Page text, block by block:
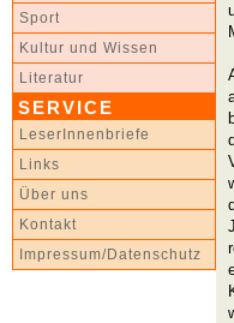
Sport
Kultur und Wissen
Literatur
SERVICE
LeserInnenbriefe
Links
Über uns
Kontakt
Impressum/Datenschutz